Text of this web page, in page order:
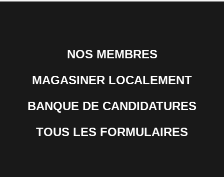
NOS MEMBRES
MAGASINER LOCALEMENT
BANQUE DE CANDIDATURES
TOUS LES FORMULAIRES